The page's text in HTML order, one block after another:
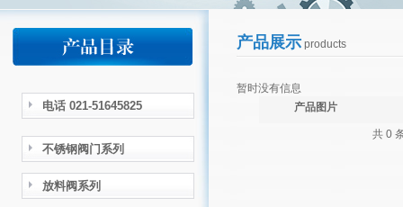
电话 021-51645825
不锈钢阀门系列
放料阀系列
产品展示products
暂时没有信息
产品图片
共 0